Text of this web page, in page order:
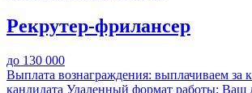
Рекрутер-фрилансер
до 130 000
Выплата вознаграждения: выплачиваем за
кандидата Удаленный формат работы; Ваш